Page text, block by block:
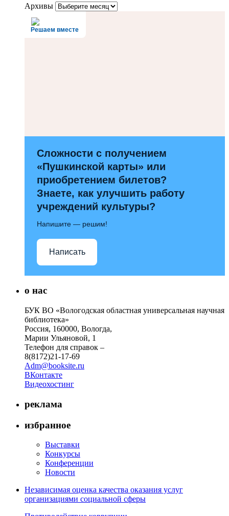
Архивы
Решаем вместе
Сложности с получением
«Пушкинской карты» или
приобретением билетов?
Знаете, как улучшить работу
учреждений культуры?
Напишите — решим!
Написать
о нас
БУК ВО «Вологодская областная универсальная научная
библиотека»
Россия, 160000, Вологда,
Марии Ульяновой, 1
Телефон для справок –
8(8172)21-17-69
Adm@booksite.ru
ВКонтакте
Видеохостинг
реклама
избранное
Выставки
Конкурсы
Конференции
Новости
Независимая оценка качества оказания услуг
организациями социальной сферы